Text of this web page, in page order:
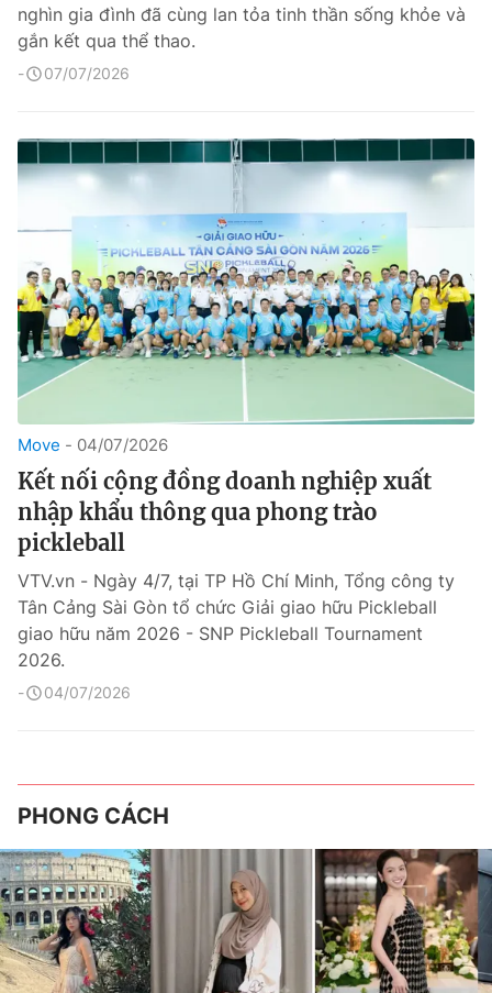
nghìn gia đình đã cùng lan tỏa tinh thần sống khỏe và
gắn kết qua thể thao.
07/07/2026
Move 04/07/2026
Kết nối cộng đồng doanh nghiệp xuất
nhập khẩu thông qua phong trào
pickleball
VTV.vn - Ngày 4/7, tại TP Hồ Chí Minh, Tổng công ty
Tân Cảng Sài Gòn tổ chức Giải giao hữu Pickleball
giao hữu năm 2026 - SNP Pickleball Tournament
2026.
04/07/2026
PHONG CÁCH